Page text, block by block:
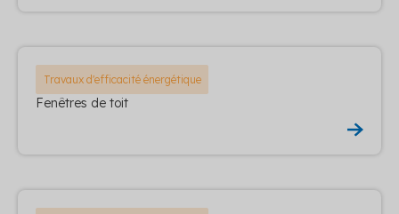
Travaux d'efficacité énergétique
Fenêtres de toit